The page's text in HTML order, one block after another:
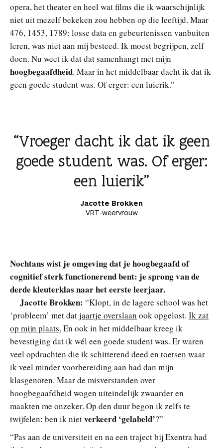
opera, het theater en heel wat films die ik waarschijnlijk
niet uit mezelf bekeken zou hebben op die leeftijd. Maar
476, 1453, 1789: losse data en gebeurtenissen vanbuiten
leren, was niet aan mij besteed. Ik moest begrijpen, zelf
doen. Nu weet ik dat dat samenhangt met mijn
hoogbegaafdheid. Maar in het middelbaar dacht ik dat ik
geen goede student was. Of erger: een luierik.”
Vroeger dacht ik dat ik geen
goede student was. Of erger:
een luierik
Jacotte Brokken
VRT-weervrouw
Nochtans wist je omgeving dat je hoogbegaafd of
cognitief sterk functionerend bent: je sprong van de
derde kleuterklas naar het eerste leerjaar.
Jacotte Brokken: “Klopt, in de lagere school was het
‘probleem’ met datjaartje overslaan ook opgelost. Ik zat
op mijn plaats. En ook in het middelbaar kreeg ik
bevestiging dat ik wél een goede student was. Er waren
veel opdrachten die ik schitterend deed en toetsen waar
ik veel minder voorbereiding aan had dan mijn
klasgenoten. Maar de misverstanden over
hoogbegaafdheid wogen uiteindelijk zwaarder en
maakten me onzeker. Op den duur begon ik zelfs te
twijfelen: ben ik nietverkeerd ‘gelabeld’?”
“Pas aan de universiteit en na een traject bij Exentra had